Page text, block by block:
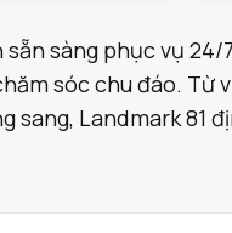
sẵn sàng phục vụ
sóc chu đáo.
sang, Landmark 81